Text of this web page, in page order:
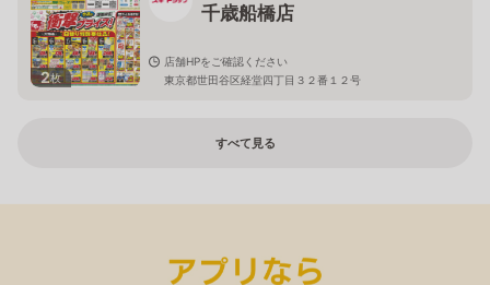
2枚
千歳船橋店
店舗HPをご確認ください
東京都世田谷区経堂四丁目３２番１２号
すべて見る